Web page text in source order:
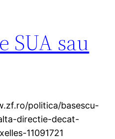
SUA sau
politica/basescu-
directie-decat-
11091721